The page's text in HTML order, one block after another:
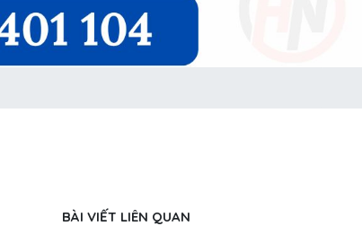
BÀI VIẾT LIÊN QUAN